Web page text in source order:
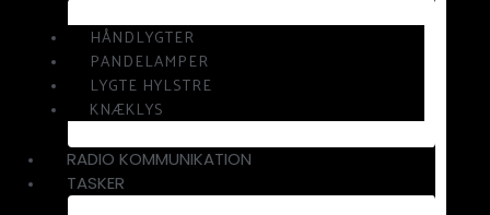
HÅNDLYGTER
PANDELAMPER
LYGTE HYLSTRE
KNÆKLYS
RADIO KOMMUNIKATION
TASKER